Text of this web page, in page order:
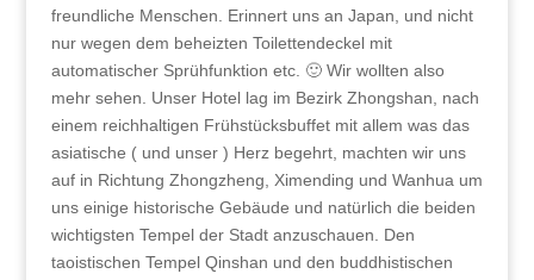
freundliche Menschen. Erinnert uns an Japan, und nicht
nur wegen dem beheizten Toilettendeckel mit
automatischer Sprühfunktion etc. 🙂 Wir wollten also
mehr sehen. Unser Hotel lag im Bezirk Zhongshan, nach
einem reichhaltigen Frühstücksbuffet mit allem was das
asiatische ( und unser ) Herz begehrt, machten wir uns
auf in Richtung Zhongzheng, Ximending und Wanhua um
uns einige historische Gebäude und natürlich die beiden
wichtigsten Tempel der Stadt anzuschauen. Den
taoistischen Tempel Qinshan und den buddhistischen